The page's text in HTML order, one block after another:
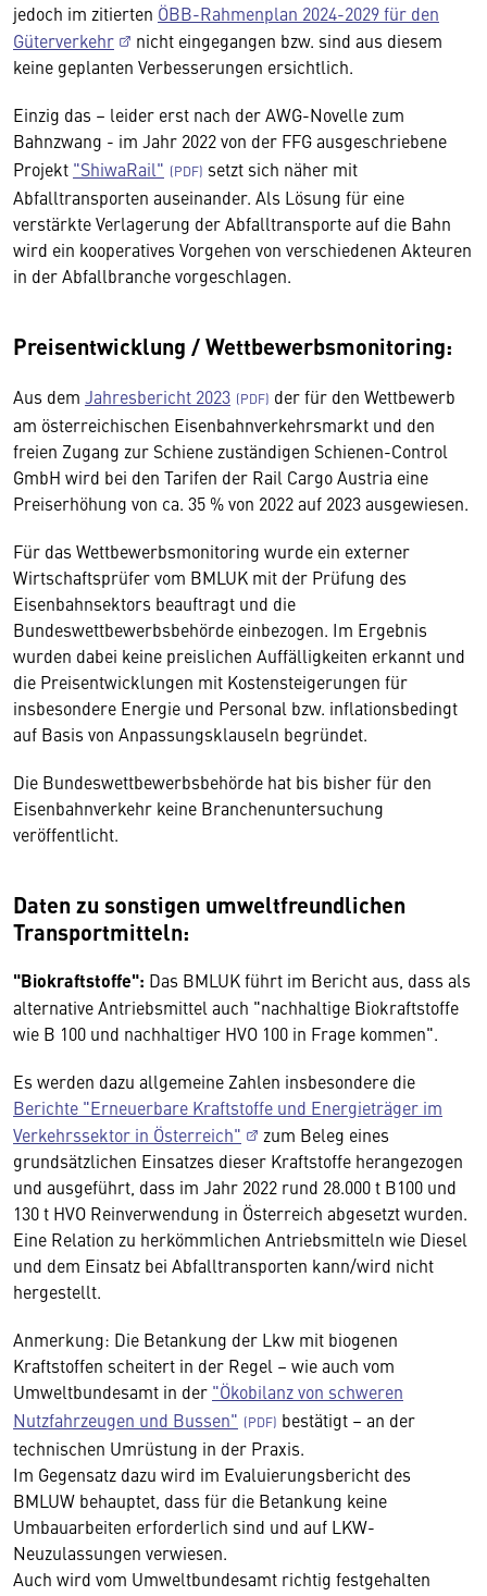
jedoch im zitierten ÖBB-Rahmenplan 2024-2029 für den
Güterverkehr
nicht eingegangen bzw. sind aus diesem
keine geplanten Verbesserungen ersichtlich.
Einzig das – leider erst nach der AWG-Novelle zum
Bahnzwang - im Jahr 2022 von der FFG ausgeschriebene
Projekt "ShiwaRail"
setzt sich näher mit
Abfalltransporten auseinander. Als Lösung für eine
verstärkte Verlagerung der Abfalltransporte auf die Bahn
wird ein kooperatives Vorgehen von verschiedenen Akteuren
in der Abfallbranche vorgeschlagen.
Preisentwicklung / Wettbewerbsmonitoring:
Aus dem Jahresbericht 2023
der für den Wettbewerb
am österreichischen Eisenbahnverkehrsmarkt und den
freien Zugang zur Schiene zuständigen Schienen-Control
GmbH wird bei den Tarifen der Rail Cargo Austria eine
Preiserhöhung von ca. 35 % von 2022 auf 2023 ausgewiesen.
Für das Wettbewerbsmonitoring wurde ein externer
Wirtschaftsprüfer vom BMLUK mit der Prüfung des
Eisenbahnsektors beauftragt und die
Bundeswettbewerbsbehörde einbezogen. Im Ergebnis
wurden dabei keine preislichen Auffälligkeiten erkannt und
die Preisentwicklungen mit Kostensteigerungen für
insbesondere Energie und Personal bzw. inflationsbedingt
auf Basis von Anpassungsklauseln begründet.
Die Bundeswettbewerbsbehörde hat bis bisher für den
Eisenbahnverkehr keine Branchenuntersuchung
veröffentlicht.
Daten zu sonstigen umweltfreundlichen
Transportmitteln:
"Biokraftstoffe": Das BMLUK führt im Bericht aus, dass als
alternative Antriebsmittel auch "nachhaltige Biokraftstoffe
wie B 100 und nachhaltiger HVO 100 in Frage kommen".
Es werden dazu allgemeine Zahlen insbesondere die
Berichte "Erneuerbare Kraftstoffe und Energieträger im
Verkehrssektor in Österreich"
zum Beleg eines
grundsätzlichen Einsatzes dieser Kraftstoffe herangezogen
und ausgeführt, dass im Jahr 2022 rund 28.000 t B100 und
130 t HVO Reinverwendung in Österreich abgesetzt wurden.
Eine Relation zu herkömmlichen Antriebsmitteln wie Diesel
und dem Einsatz bei Abfalltransporten kann/wird nicht
hergestellt.
Anmerkung: Die Betankung der Lkw mit biogenen
Kraftstoffen scheitert in der Regel – wie auch vom
Umweltbundesamt in der "Ökobilanz von schweren
Nutzfahrzeugen und Bussen"
bestätigt – an der
technischen Umrüstung in der Praxis.
Im Gegensatz dazu wird im Evaluierungsbericht des
BMLUW behauptet, dass für die Betankung keine
Umbauarbeiten erforderlich sind und auf LKW-
Neuzulassungen verwiesen.
Auch wird vom Umweltbundesamt richtig festgehalten